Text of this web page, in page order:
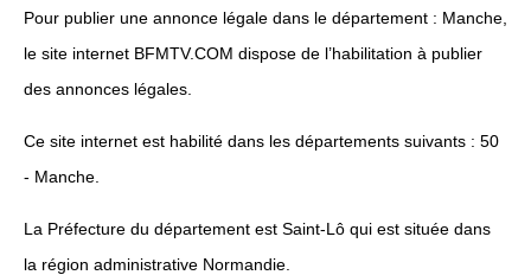
Pour publier une annonce légale dans le département : Manche,
le site internet BFMTV.COM dispose de l’habilitation à publier
des annonces légales.
Ce site internet est habilité dans les départements suivants : 50
- Manche.
La Préfecture du département est Saint-Lô qui est située dans
la région administrative Normandie.